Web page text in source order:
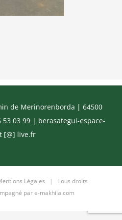
de Merinorenborda | 64500
53 03 99 | berasategui-espace-
[@] live.fr
Légales | Tous droits
pare-makhila.com